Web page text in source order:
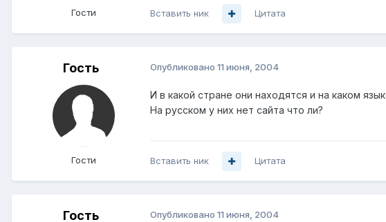
Гости Вставить ник Цитата
Гость
Гости
Опубликовано 11 июня, 2004
И в какой стране они находятся и на каком
На русском у них нет сайта что ли?
Вставить ник Цитата
Гость Опубликовано 11 июня, 2004